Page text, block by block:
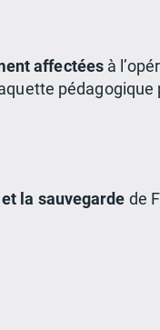
affectées à
la sauvegarde de